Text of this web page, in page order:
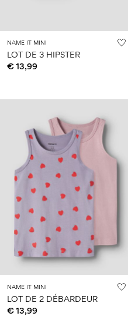
NAME IT MINI
LOT DE 3 HIPSTER
€ 13,99
NAME IT MINI
LOT DE 2 DÉBARDEUR
€ 13,99